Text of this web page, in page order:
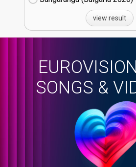
view result
SONGS &